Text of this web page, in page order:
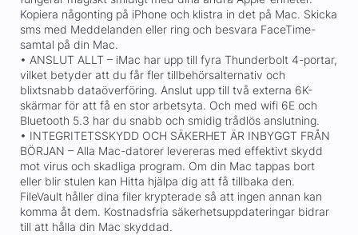
Kopiera någonting på iPhone och klistra in det på Mac. Skicka
sms med Meddelanden eller ring och besvara FaceTime-
samtal på din Mac.
• ANSLUT ALLT – iMac har upp till fyra Thunderbolt 4-portar,
vilket betyder att du får fler tillbehörsalternativ och
blixtsnabb dataöverföring. Anslut upp till två externa 6K-
skärmar för att få en stor arbetsyta. Och med wifi 6E och
Bluetooth 5.3 har du snabb och smidig trådlös anslutning.
• INTEGRITETSSKYDD OCH SÄKERHET ÄR INBYGGT FRÅN
BÖRJAN – Alla Mac-datorer levereras med effektivt skydd
mot virus och skadliga program. Om din Mac tappas bort
eller blir stulen kan Hitta hjälpa dig att få tillbaka den.
FileVault håller dina filer krypterade så att ingen annan kan
komma åt dem. Kostnadsfria säkerhetsuppdateringar bidrar
till att hålla din Mac skyddad.